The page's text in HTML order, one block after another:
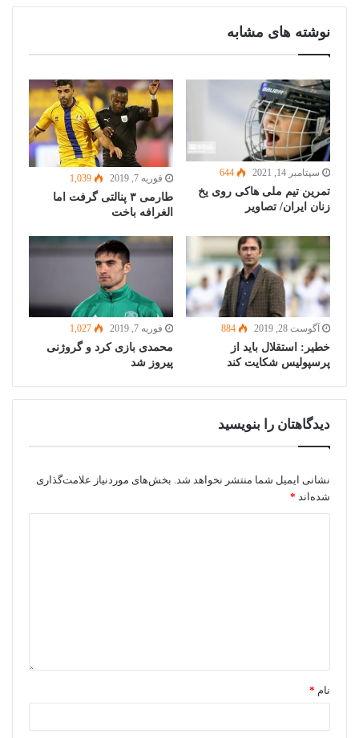
نوشته های مشابه
سپتامبر 14, 2021 644
تمرین تیم ملی هاکی روی یخ
زنان ایران/ تصاویر
فوریه 7, 2019 1,039
طارمی ۳ پنالتی گرفت اما
الغرافه باخت
آگوست 28, 2019 884
خطیر: استقلال باید از
پرسپولیس شکایت کند
فوریه 7, 2019 1,027
محمدی بازی کرد و گروژنی
پیروز شد
دیدگاهتان را بنویسید
نشانی ایمیل شما منتشر نخواهد شد. بخش‌های موردنیاز علامت‌گذاری
شده‌اند *
نام *